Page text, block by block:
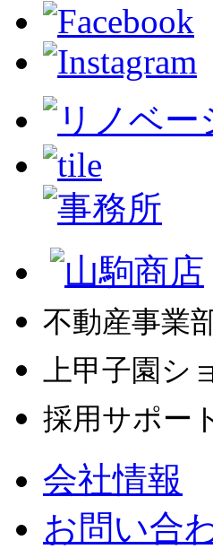
不動産事業
上甲子園シ
採用サポー
会社情報
お問い合